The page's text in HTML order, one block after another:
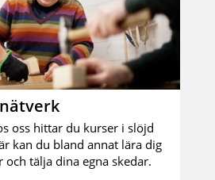
oss hittar du kurser i slöjd
kan du bland annat lära dig
och tälja dina egna skedar.